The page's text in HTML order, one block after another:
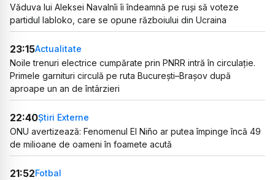
Văduva lui Aleksei Navalnîi îi îndeamnă pe ruși să voteze
partidul Iabloko, care se opune războiului din Ucraina
23:15Actualitate
Noile trenuri electrice cumpărate prin PNRR intră în circulație.
Primele garnituri circulă pe ruta București–Brașov după
aproape un an de întârzieri
22:40Știri Externe
ONU avertizează: Fenomenul El Niño ar putea împinge încă 49
de milioane de oameni în foamete acută
21:52Fotbal